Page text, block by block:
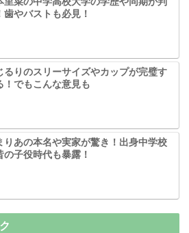
歯やバストも必見！
るりのスリーサイズやカップが完璧す
！でもこんな意見も
りあの本名や実家が驚き！出身中学校
の子役時代も暴露！